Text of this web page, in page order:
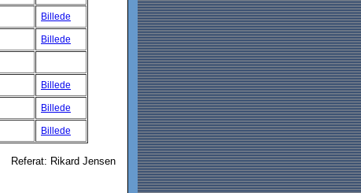
Billede
Billede
Billede
Billede
Billede
Referat: Rikard Jensen